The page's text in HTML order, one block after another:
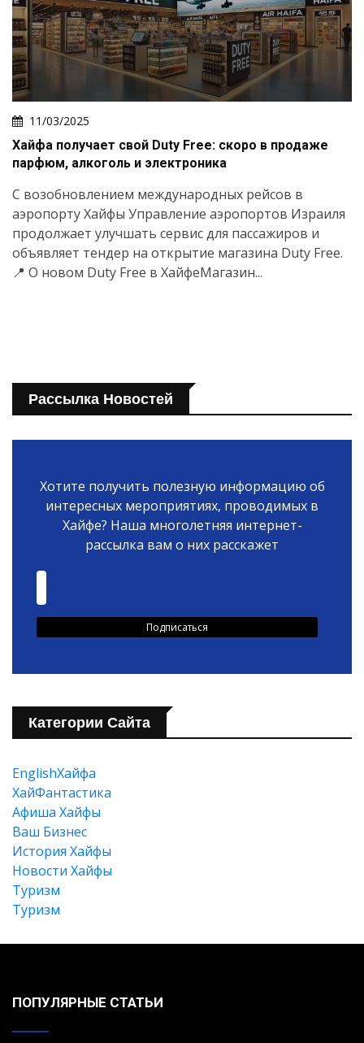
11/03/2025
Хайфа получает свой Duty Free: скоро в продаже
парфюм, алкоголь и электроника
С возобновлением международных рейсов в
аэропорту Хайфы Управление аэропортов Израиля
продолжает улучшать сервис для пассажиров и
объявляет тендер на открытие магазина Duty Free.
📍 О новом Duty Free в ХайфеМагазин...
Рассылка Новостей
Хотите получить полезную информацию об
интересных мероприятиях, проводимых в
Хайфе? Наша многолетняя интернет-
рассылка вам о них расскажет
Категории Сайта
EnglishХайфа
XайФантастика
Афиша Хайфы
Ваш Бизнес
История Хайфы
Новости Хайфы
Туризм
Туризм
ПОПУЛЯРНЫЕ СТАТЬИ